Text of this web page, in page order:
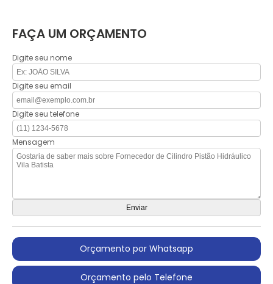
FAÇA UM ORÇAMENTO
Digite seu nome
Digite seu email
Digite seu telefone
Mensagem
Orçamento por Whatsapp
Orçamento pelo Telefone